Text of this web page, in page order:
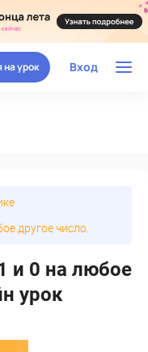
Вход
на урок
другое число.
и 0 на любое
урок